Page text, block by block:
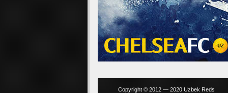
Copyright © 2012 — 2020 Uzbek Reds